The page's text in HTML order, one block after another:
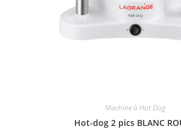
Machine à Hot Dog
Hot-dog 2 pics BLANC